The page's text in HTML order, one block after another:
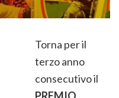
Torna per il
terzo anno
consecutivo il